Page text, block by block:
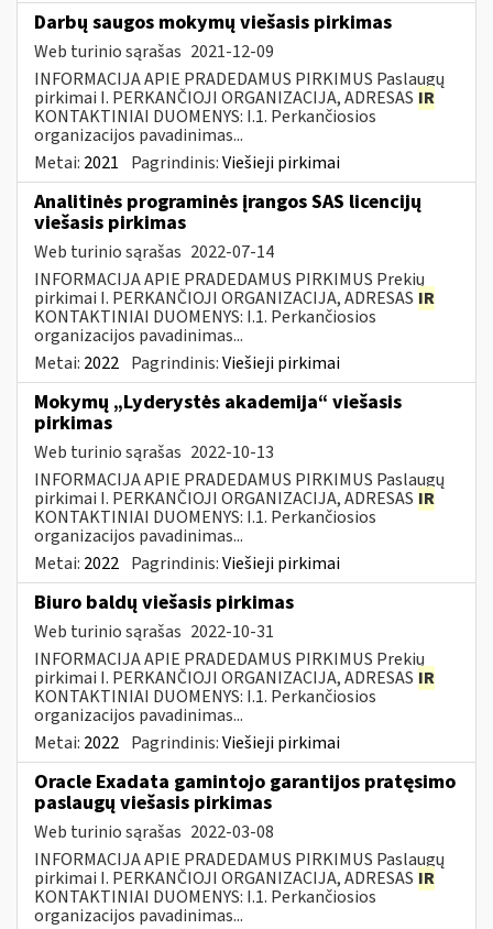
Darbų saugos mokymų viešasis pirkimas
Web turinio sąrašas 2021-12-09
INFORMACIJA APIE PRADEDAMUS PIRKIMUS Paslaugų
pirkimai I. PERKANČIOJI ORGANIZACIJA, ADRESAS IR
KONTAKTINIAI DUOMENYS: I.1. Perkančiosios
organizacijos pavadinimas...
Metai: 2021 Pagrindinis:Viešieji pirkimai
Analitinės programinės įrangos SAS licencijų
viešasis pirkimas
Web turinio sąrašas 2022-07-14
INFORMACIJA APIE PRADEDAMUS PIRKIMUS Prekių
pirkimai I. PERKANČIOJI ORGANIZACIJA, ADRESAS IR
KONTAKTINIAI DUOMENYS: I.1. Perkančiosios
organizacijos pavadinimas...
Metai: 2022 Pagrindinis:Viešieji pirkimai
Mokymų „Lyderystės akademija“ viešasis
pirkimas
Web turinio sąrašas 2022-10-13
INFORMACIJA APIE PRADEDAMUS PIRKIMUS Paslaugų
pirkimai I. PERKANČIOJI ORGANIZACIJA, ADRESAS IR
KONTAKTINIAI DUOMENYS: I.1. Perkančiosios
organizacijos pavadinimas...
Metai: 2022 Pagrindinis:Viešieji pirkimai
Biuro baldų viešasis pirkimas
Web turinio sąrašas 2022-10-31
INFORMACIJA APIE PRADEDAMUS PIRKIMUS Prekių
pirkimai I. PERKANČIOJI ORGANIZACIJA, ADRESAS IR
KONTAKTINIAI DUOMENYS: I.1. Perkančiosios
organizacijos pavadinimas...
Metai: 2022 Pagrindinis:Viešieji pirkimai
Oracle Exadata gamintojo garantijos pratęsimo
paslaugų viešasis pirkimas
Web turinio sąrašas 2022-03-08
INFORMACIJA APIE PRADEDAMUS PIRKIMUS Paslaugų
pirkimai I. PERKANČIOJI ORGANIZACIJA, ADRESAS IR
KONTAKTINIAI DUOMENYS: I.1. Perkančiosios
organizacijos pavadinimas...